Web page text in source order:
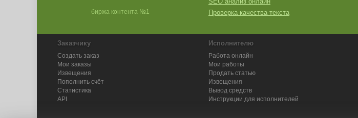
биржа контента №1
Проверка качества текста
Заказчику
Создать заказ
Мои заказы
Извещения
Пополнить счёт
Статистика
API
Исполнителю
Работа онлайн
Мои работы
Продать статью
Извещения
Вывод средств
Инструкции для исполнителей